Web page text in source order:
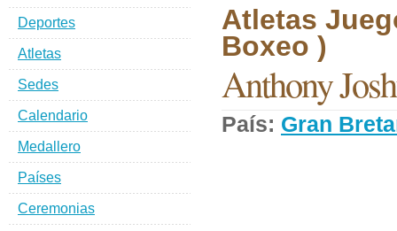
Atletas
Boxeo )
Anthony
País: Gran
Deportes
Atletas
Sedes
Calendario
Medallero
Países
Ceremonias